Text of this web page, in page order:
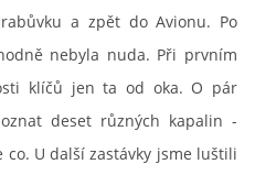
a zpět do Avionu. Po
nebyla nuda. Při prvním
klíčů jen ta od oka. O pár
deset různých kapalin -
co. U další zastávky jsme luštili